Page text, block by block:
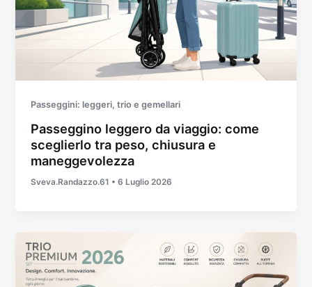
Passeggini: leggeri, trio e gemellari
Passeggino leggero da viaggio: come
sceglierlo tra peso, chiusura e
maneggevolezza
Sveva.Randazzo.61 •6 Luglio 2026